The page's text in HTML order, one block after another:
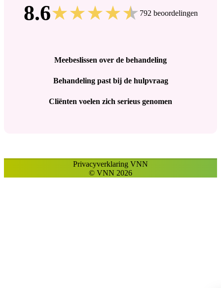
8.6 792 beoordelingen
Meebeslissen over de behandeling
Behandeling past bij de hulpvraag
Cliënten voelen zich serieus genomen
© VNN 2026
Privacyverklaring VNN